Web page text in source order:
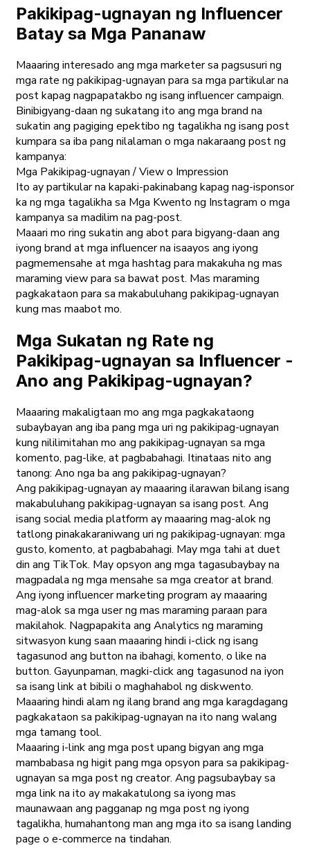
Pakikipag-ugnayan ng Influencer
Batay sa Mga Pananaw
Maaaring interesado ang mga marketer sa pagsusuri ng
mga rate ng pakikipag-ugnayan para sa mga partikular na
post kapag nagpapatakbo ng isang influencer campaign.
Binibigyang-daan ng sukatang ito ang mga brand na
sukatin ang pagiging epektibo ng tagalikha ng isang post
kumpara sa iba pang nilalaman o mga nakaraang post ng
kampanya:
Mga Pakikipag-ugnayan / View o Impression
Ito ay partikular na kapaki-pakinabang kapag nag-isponsor
ka ng mga tagalikha sa Mga Kwento ng Instagram o mga
kampanya sa madilim na pag-post.
Maaari mo ring sukatin ang abot para bigyang-daan ang
iyong brand at mga influencer na isaayos ang iyong
pagmemensahe at mga hashtag para makakuha ng mas
maraming view para sa bawat post. Mas maraming
pagkakataon para sa makabuluhang pakikipag-ugnayan
kung mas maabot mo.
Mga Sukatan ng Rate ng
Pakikipag-ugnayan sa Influencer -
Ano ang Pakikipag-ugnayan?
Maaaring makaligtaan mo ang mga pagkakataong
subaybayan ang iba pang mga uri ng pakikipag-ugnayan
kung nililimitahan mo ang pakikipag-ugnayan sa mga
komento, pag-like, at pagbabahagi. Itinataas nito ang
tanong: Ano nga ba ang pakikipag-ugnayan?
Ang pakikipag-ugnayan ay maaaring ilarawan bilang isang
makabuluhang pakikipag-ugnayan sa isang post. Ang
isang social media platform ay maaaring mag-alok ng
tatlong pinakakaraniwang uri ng pakikipag-ugnayan: mga
gusto, komento, at pagbabahagi. May mga tahi at duet
din ang TikTok. May opsyon ang mga tagasubaybay na
magpadala ng mga mensahe sa mga creator at brand.
Ang iyong influencer marketing program ay maaaring
mag-alok sa mga user ng mas maraming paraan para
makilahok. Nagpapakita ang Analytics ng maraming
sitwasyon kung saan maaaring hindi i-click ng isang
tagasunod ang button na ibahagi, komento, o like na
button. Gayunpaman, magki-click ang tagasunod na iyon
sa isang link at bibili o maghahabol ng diskwento.
Maaaring hindi alam ng ilang brand ang mga karagdagang
pagkakataon sa pakikipag-ugnayan na ito nang walang
mga tamang tool.
Maaaring i-link ang mga post upang bigyan ang mga
mambabasa ng higit pang mga opsyon para sa pakikipag-
ugnayan sa mga post ng creator. Ang pagsubaybay sa
mga link na ito ay makakatulong sa iyong mas
maunawaan ang pagganap ng mga post ng iyong
tagalikha, humahantong man ang mga ito sa isang landing
page o e-commerce na tindahan.